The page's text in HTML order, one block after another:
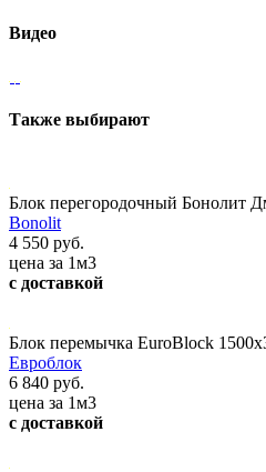
Видео
Также выбирают
Блок перегородочный Бонолит
Bonolit
4 550 руб.
цена за 1м3
с доставкой
Блок перемычка EuroBlock
Евроблок
6 840 руб.
цена за 1м3
с доставкой